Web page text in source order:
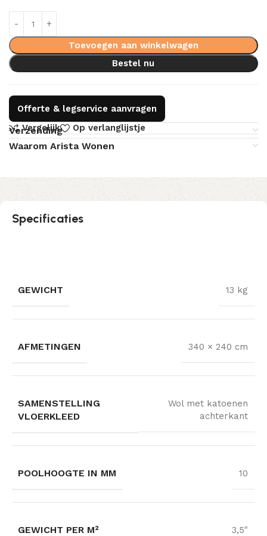
Toevoegen aan winkelwagen
Bestel nu
Offerte & legservice aanvragen
Vergelijk
Op verlanglijstje
Verzending
Waarom Arista Wonen
Specificaties
GEWICHT 13 kg
AFMETINGEN 340 × 240 cm
SAMENSTELLING
VLOERKLEED
Wol met katoenen
achterkant
POOLHOOGTE IN MM 10
GEWICHT PER M² 3,5"